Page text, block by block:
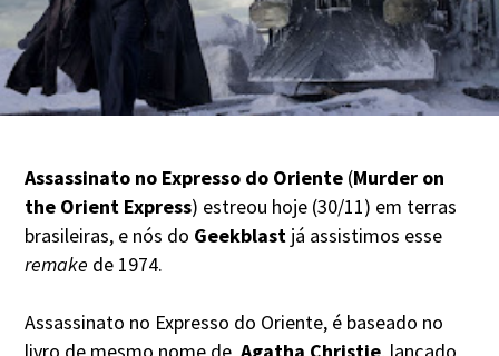
Assassinato no Expresso do Oriente (Murder on
the Orient Express) estreou hoje (30/11) em terras
brasileiras, e nós do Geekblast já assistimos esse
remake de 1974.
Assassinato no Expresso do Oriente, é baseado no
livro de mesmo nome deAgatha Christie, lançado